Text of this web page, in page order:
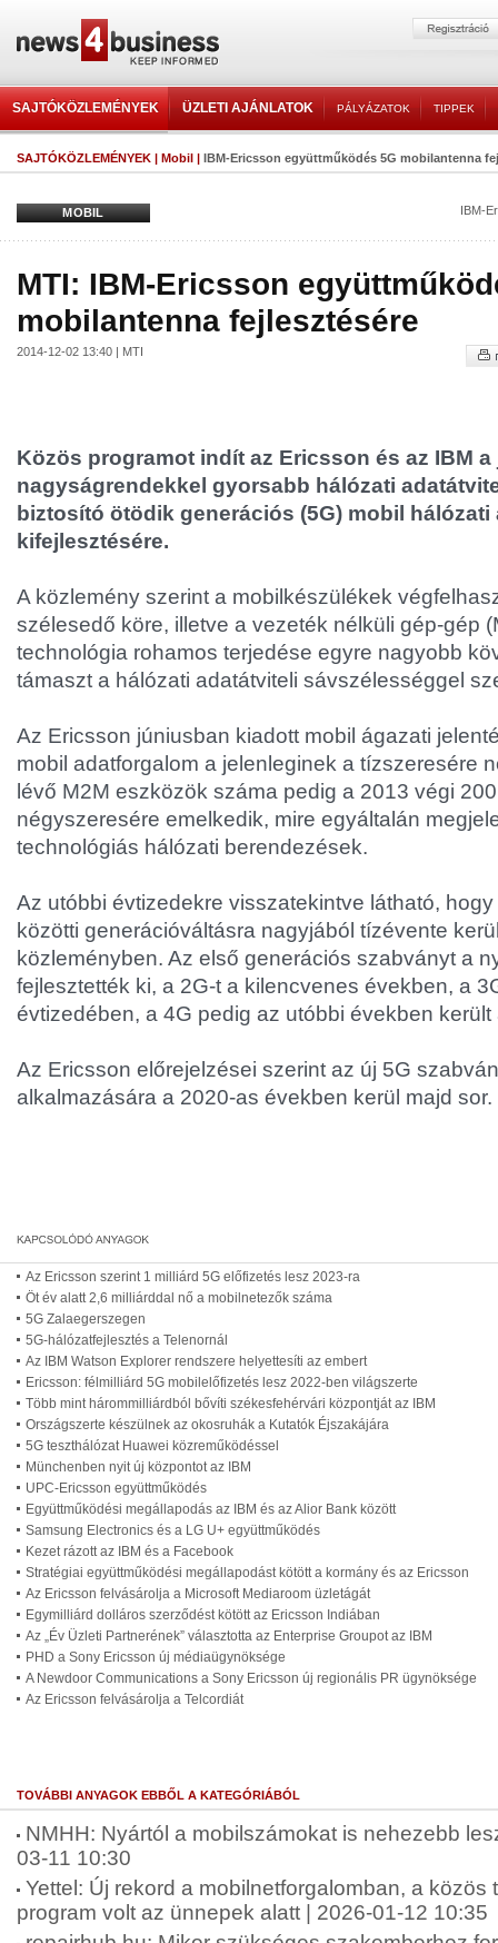
SAJTÓKÖZLEMÉNYEK ÜZLETI AJÁNLATOK PÁLYÁZATOK TIPPEK
SAJTÓKÖZLEMÉNYEK | Mobil | IBM-Ericsson együttműködés 5G mobilantenna
MOBIL IBM-
MTI: IBM-Ericsson
mobilantenna fejlesztésére
2014-12-02 13:40 | MTI
Közös programot indít az Ericsson és az IBM
nagyságrendekkel gyorsabb hálózati
biztosító ötödik generációs (5G) mobil
kifejlesztésére.
A közlemény szerint a mobilkészülékek
szélesedő köre, illetve a vezeték nélküli gép-gép
technológia rohamos terjedése egyre nagyobb
támaszt a hálózati adatátviteli sávszélességgel
Az Ericsson júniusban kiadott mobil ágazati
mobil adatforgalom a jelenleginek a tízszeresére
lévő M2M eszközök száma pedig a 2013 végi
négyszeresére emelkedik, mire egyáltalán
technológiás hálózati berendezések.
Az utóbbi évtizedekre visszatekintve látható,
közötti generációváltásra nagyjából tízévente
közleményben. Az első generációs szabványt a
fejlesztették ki, a 2G-t a kilencvenes években, a
évtizedében, a 4G pedig az utóbbi években
Az Ericsson előrejelzései szerint az új 5G
alkalmazására a 2020-as években kerül majd sor.
Az Ericsson szerint 1 milliárd 5G előfizetés lesz 2023-ra
Öt év alatt 2,6 milliárddal nő a mobilnetezők száma
5G Zalaegerszegen
5G-hálózatfejlesztés a Telenornál
Az IBM Watson Explorer rendszere helyettesíti az embert
Ericsson: félmilliárd 5G mobilelőfizetés lesz 2022-ben világszerte
Több mint hárommilliárdból bővíti székesfehérvári központját az IBM
Országszerte készülnek az okosruhák a Kutatók Éjszakájára
5G teszthálózat Huawei közreműködéssel
Münchenben nyit új központot az IBM
UPC-Ericsson együttműködés
Együttműködési megállapodás az IBM és az Alior Bank között
Samsung Electronics és a LG U+ együttműködés
Kezet rázott az IBM és a Facebook
Stratégiai együttműködési megállapodást kötött a kormány és az Ericsson
Az Ericsson felvásárolja a Microsoft Mediaroom üzletágát
Egymilliárd dolláros szerződést kötött az Ericsson Indiában
Az „Év Üzleti Partnerének” választotta az Enterprise Groupot az IBM
PHD a Sony Ericsson új médiaügynöksége
A Newdoor Communications a Sony Ericsson új regionális PR ügynöksége
Az Ericsson felvásárolja a Telcordiát
TOVÁBBI ANYAGOK EBBŐL A KATEGÓRIÁBÓL
NMHH: Nyártól a mobilszámokat is nehezebb
03-11 10:30
Yettel: Új rekord a mobilnetforgalomban, a közös
program volt az ünnepek alatt | 2026-01-12 10:35